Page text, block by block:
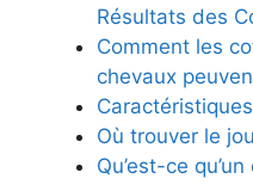
Résultats des
Comment les
chevaux
Où trouver le
Qu’est-ce